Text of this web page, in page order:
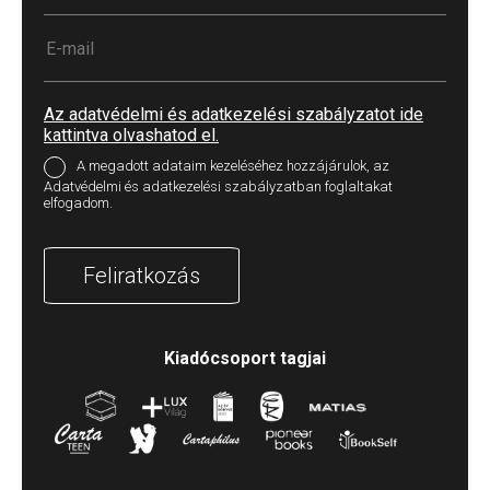
Az adatvédelmi és adatkezelési szabályzatot ide
kattintva olvashatod el.
A megadott adataim kezeléséhez hozzájárulok, az
Adatvédelmi és adatkezelési szabályzatban foglaltakat
elfogadom.
Feliratkozás
Kiadócsoport tagjai